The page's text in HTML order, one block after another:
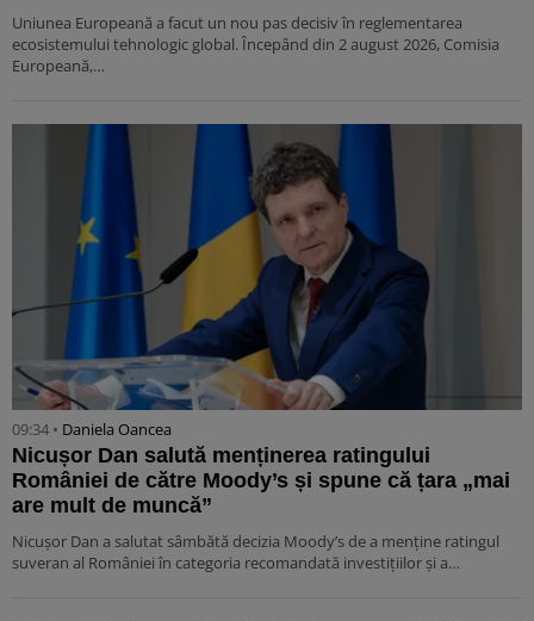
Uniunea Europeană a facut un nou pas decisiv în reglementarea
ecosistemului tehnologic global. Începând din 2 august 2026, Comisia
Europeană,…
09:34 • Daniela Oancea
Nicușor Dan salută menținerea ratingului
României de către Moody’s și spune că țara „mai
are mult de muncă”
Nicușor Dan a salutat sâmbătă decizia Moody’s de a menține ratingul
suveran al României în categoria recomandată investițiilor și a…